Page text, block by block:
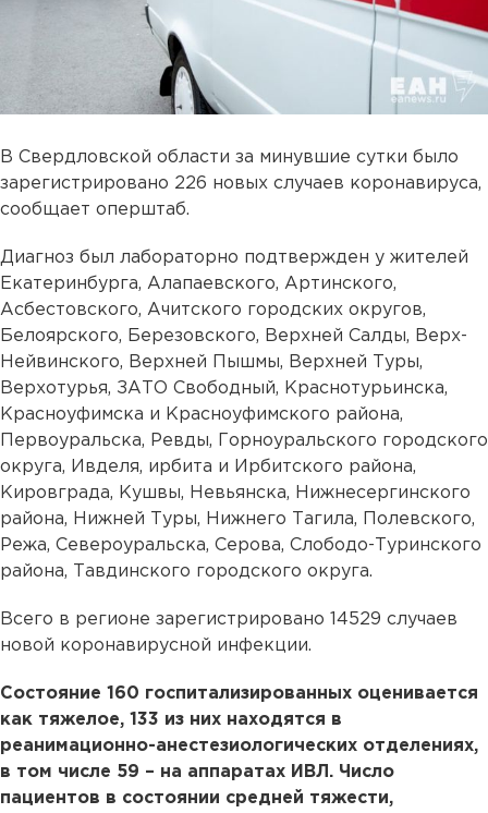
В Свердловской области за минувшие сутки было
зарегистрировано 226 новых случаев коронавируса,
сообщает оперштаб.
Диагноз был лабораторно подтвержден у жителей
Екатеринбурга, Алапаевского, Артинского,
Асбестовского, Ачитского городских округов,
Белоярского, Березовского, Верхней Салды, Верх-
Нейвинского, Верхней Пышмы, Верхней Туры,
Верхотурья, ЗАТО Свободный, Краснотурьинска,
Красноуфимска и Красноуфимского района,
Первоуральска, Ревды, Горноуральского городского
округа, Ивделя, ирбита и Ирбитского района,
Кировграда, Кушвы, Невьянска, Нижнесергинского
района, Нижней Туры, Нижнего Тагила, Полевского,
Режа, Североуральска, Серова, Слободо-Туринского
района, Тавдинского городского округа.
Всего в регионе зарегистрировано 14529 случаев
новой коронавирусной инфекции.
Состояние 160 госпитализированных оценивается
как тяжелое, 133 из них находятся в
реанимационно-анестезиологических отделениях,
в том числе 59 – на аппаратах ИВЛ. Число
пациентов в состоянии средней тяжести,